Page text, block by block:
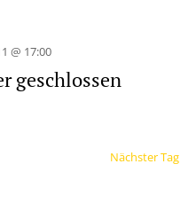
@ 17:00
geschlossen
Nächster Tag